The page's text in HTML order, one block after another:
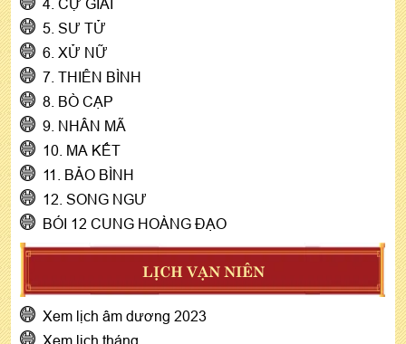
4. CỰ GIẢI
5. SƯ TỬ
6. XỬ NỮ
7. THIÊN BÌNH
8. BÒ CẠP
9. NHÂN MÃ
10. MA KẾT
11. BẢO BÌNH
12. SONG NGƯ
BÓI 12 CUNG HOÀNG ĐẠO
LỊCH VẠN NIÊN
Xem lịch âm dương 2023
Xem lịch tháng